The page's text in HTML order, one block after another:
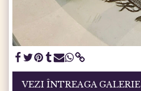
VEZI ÎNTREAGA GALERIE